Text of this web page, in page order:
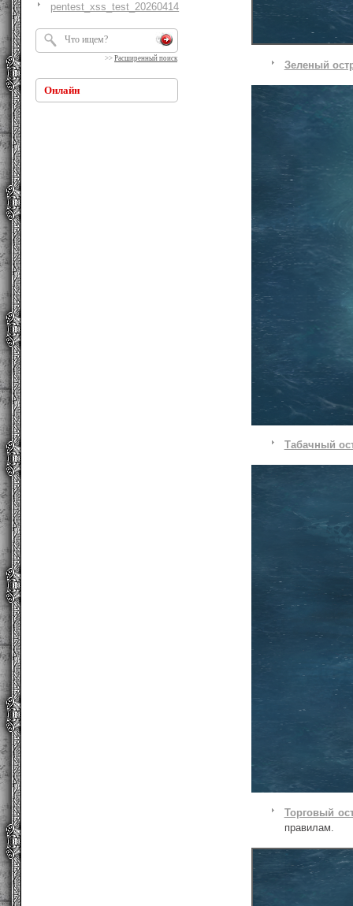
pentest_xss_test_20260414
>> Расширенный поиск
Онлайн
Зеленый
Табачный
Торговый
правилам.